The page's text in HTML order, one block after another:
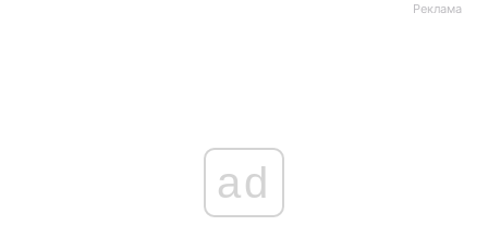
Реклама
ad